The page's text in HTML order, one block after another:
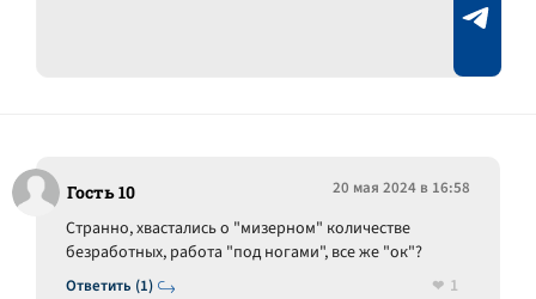
Гость 10 20 мая 2024 в 16:58
Ответить (1)
Странно, хвастались о "мизерном" количестве
безработных, работа "под ногами", все же "ок"?
1